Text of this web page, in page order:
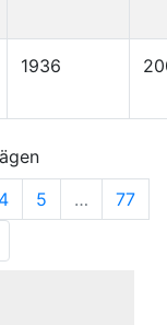
1936
4 5 …
77